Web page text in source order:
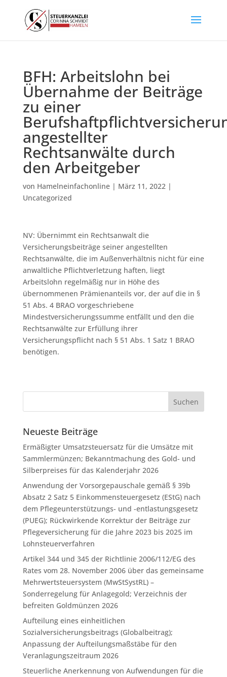
BFH: Arbeitslohn bei
Übernahme der Beiträge
zu einer
angestellter
Rechtsanwälte durch
den Arbeitgeber
von Hamelneinfachonline| März 11, 2022|
Uncategorized
NV: Übernimmt ein Rechtsanwalt die
Versicherungsbeiträge seiner angestellten
Rechtsanwälte, die im Außenverhältnis nicht für eine
anwaltliche Pflichtverletzung haften, liegt
Arbeitslohn regelmäßig nur in Höhe des
übernommenen Prämienanteils vor, der auf die in §
51 Abs. 4 BRAO vorgeschriebene
Mindestversicherungssumme entfällt und den die
Rechtsanwälte zur Erfüllung ihrer
Versicherungspflicht nach § 51 Abs. 1 Satz 1 BRAO
benötigen.
Neueste Beiträge
Ermäßigter Umsatzsteuersatz für die Umsätze mit
Sammlermünzen; Bekanntmachung des Gold- und
Silberpreises für das Kalenderjahr 2026
Anwendung der Vorsorgepauschale gemäß § 39b
Absatz 2 Satz 5 Einkommensteuergesetz (EStG) nach
dem Pflegeunterstützungs- und -entlastungsgesetz
(PUEG); Rückwirkende Korrektur der Beiträge zur
Pflegeversicherung für die Jahre 2023 bis 2025 im
Lohnsteuerverfahren
Artikel 344 und 345 der Richtlinie 2006/112/EG des
Rates vom 28. November 2006 über das gemeinsame
Mehrwertsteuersystem (MwStSystRL) –
Sonderregelung für Anlagegold; Verzeichnis der
befreiten Goldmünzen 2026
Aufteilung eines einheitlichen
Sozialversicherungsbeitrags (Globalbeitrag);
Anpassung der Aufteilungsmaßstäbe für den
Veranlagungszeitraum 2026
Steuerliche Anerkennung von Aufwendungen für die